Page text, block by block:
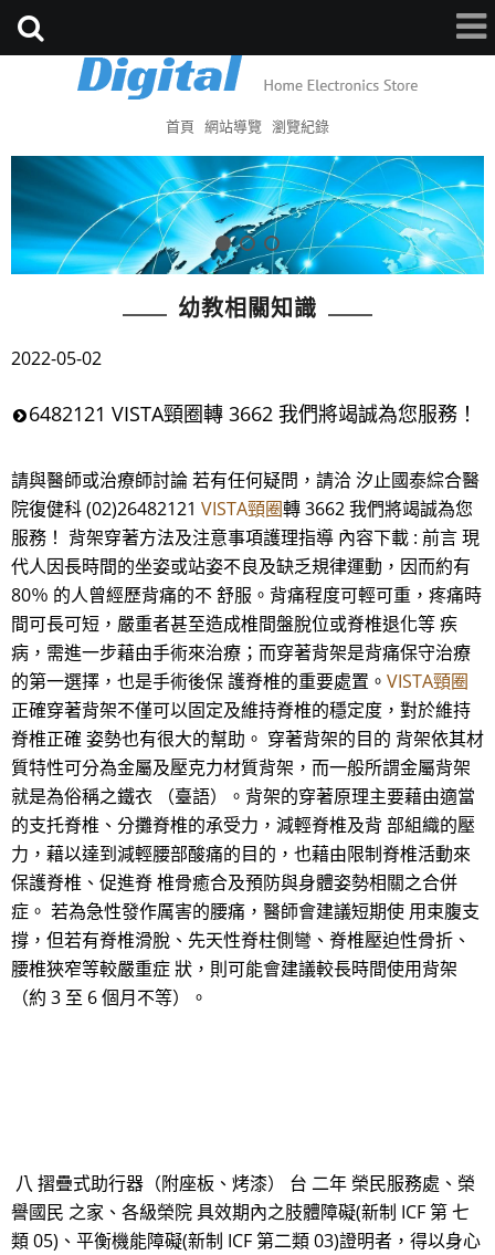
首頁 網站導覽 瀏覽紀錄
幼教相關知識
2022-05-02
6482121 VISTA頸圈轉 3662 我們將竭誠為您服務！
請與醫師或治療師討論 若有任何疑問，請洽 汐止國泰綜合醫
院復健科 (02)26482121 VISTA頸圈轉 3662 我們將竭誠為您
服務！ 背架穿著方法及注意事項護理指導 內容下載 : 前言 現
代人因長時間的坐姿或站姿不良及缺乏規律運動，因而約有
80％ 的人曾經歷背痛的不 舒服。背痛程度可輕可重，疼痛時
間可長可短，嚴重者甚至造成椎間盤脫位或脊椎退化等 疾
病，需進一步藉由手術來治療；而穿著背架是背痛保守治療
的第一選擇，也是手術後保 護脊椎的重要處置。 VISTA頸圈
正確穿著背架不僅可以固定及維持脊椎的穩定度，對於維持
脊椎正確 姿勢也有很大的幫助。 穿著背架的目的 背架依其材
質特性可分為金屬及壓克力材質背架，而一般所謂金屬背架
就是為俗稱之鐵衣 （臺語）。背架的穿著原理主要藉由適當
的支托脊椎、分攤脊椎的承受力，減輕脊椎及背 部組織的壓
力，藉以達到減輕腰部酸痛的目的，也藉由限制脊椎活動來
保護脊椎、促進脊 椎骨癒合及預防與身體姿勢相關之合併
症。 若為急性發作厲害的腰痛，醫師會建議短期使 用束腹支
撐，但若有脊椎滑脫、先天性脊柱側彎、脊椎壓迫性骨折、
腰椎狹窄等較嚴重症 狀，則可能會建議較長時間使用背架
（約 3 至 6 個月不等）。
八 摺疊式助行器（附座板、烤漆） 台 二年 榮民服務處、榮
譽國民 之家、各級榮院 具效期內之肢體障礙(新制 ICF 第 七
類 05)、平衡機能障礙(新制 ICF 第二類 03)證明者，得以身心